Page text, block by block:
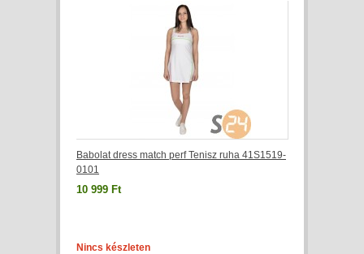
Babolat dress match perf Tenisz ruha 41S1519-
0101
10 999 Ft
Nincs készleten